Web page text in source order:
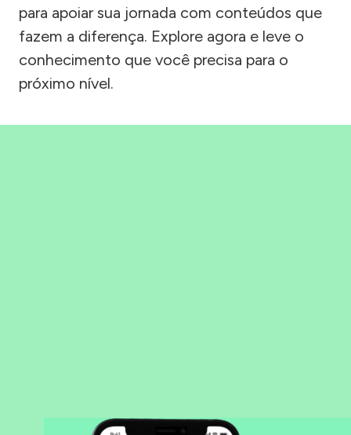
para apoiar sua jornada com conteúdos que
fazem a diferença. Explore agora e leve o
conhecimento que você precisa para o
próximo nível.